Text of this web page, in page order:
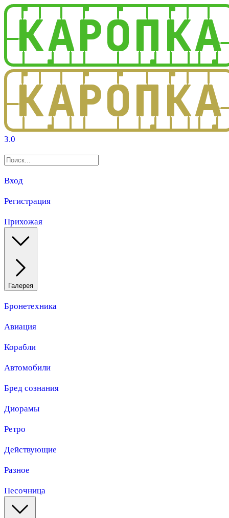
3.0
Вход
Регистрация
Прихожая
Галерея
Бронетехника
Авиация
Корабли
Автомобили
Бред сознания
Диорамы
Ретро
Действующие
Разное
Песочница